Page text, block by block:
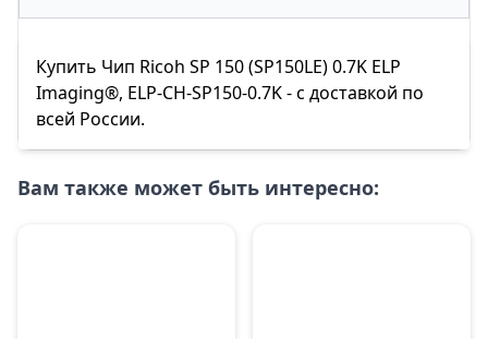
Купить Чип Ricoh SP 150 (SP150LE) 0.7K ELP
Imaging®, ELP-CH-SP150-0.7K - с доставкой по
всей России.
Вам также может быть интересно: